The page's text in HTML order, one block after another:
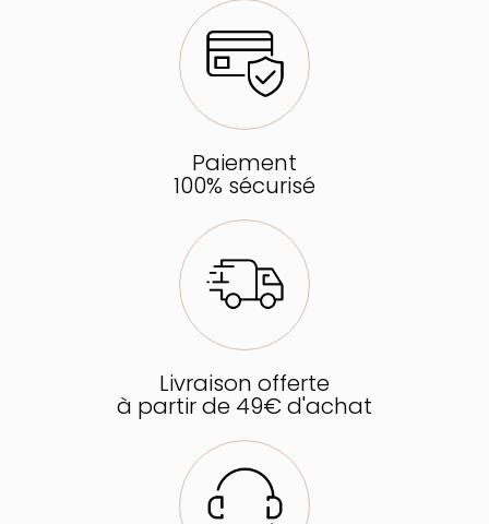
Paiement
100% sécurisé
Livraison offerte
à partir de 49€ d'achat